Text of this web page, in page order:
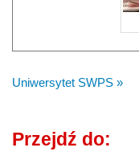
Uniwersytet SWPS »
Przejdź do: